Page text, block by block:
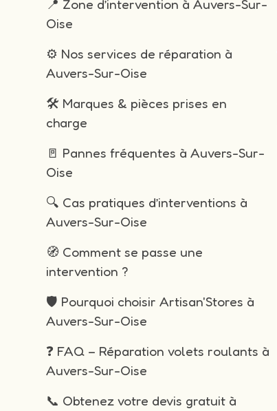
📍 Zone d’intervention à Auvers-Sur-
Oise
⚙️ Nos services de réparation à
Auvers-Sur-Oise
🛠️ Marques & pièces prises en
charge
🚪 Pannes fréquentes à Auvers-Sur-
Oise
🔍 Cas pratiques d’interventions à
Auvers-Sur-Oise
🧭 Comment se passe une
intervention ?
🛡️ Pourquoi choisir Artisan'Stores à
Auvers-Sur-Oise
❓ FAQ – Réparation volets roulants à
Auvers-Sur-Oise
📞 Obtenez votre devis gratuit à